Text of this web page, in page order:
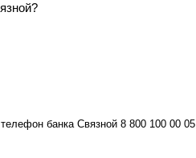
банка Связной 8 800 100 00 05